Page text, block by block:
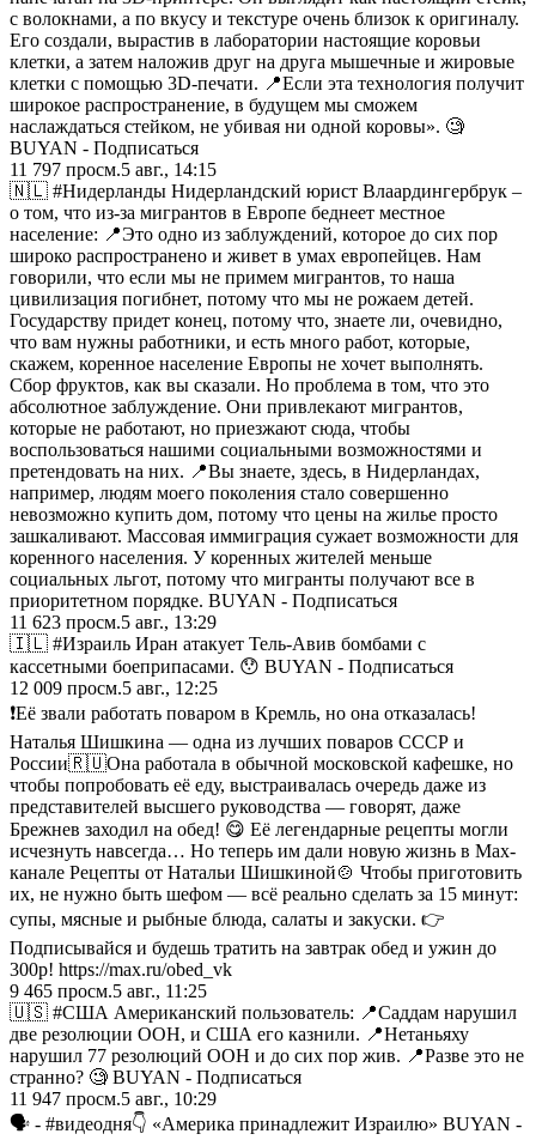
с волокнами, а по вкусу и текстуре очень близок к оригиналу.
Его создали, вырастив в лаборатории настоящие коровьи
клетки, а затем наложив друг на друга мышечные и жировые
клетки с помощью 3D-печати. 📍Если эта технология получит
широкое распространение, в будущем мы сможем
наслаждаться стейком, не убивая ни одной коровы». 🧐
BUYAN - Подписаться
11 797 просм.5 авг., 14:15
🇳🇱 #Нидерланды Нидерландский юрист Влаардингербрук –
о том, что из-за мигрантов в Европе беднеет местное
население: 📍Это одно из заблуждений, которое до сих пор
широко распространено и живет в умах европейцев. Нам
говорили, что если мы не примем мигрантов, то наша
цивилизация погибнет, потому что мы не рожаем детей.
Государству придет конец, потому что, знаете ли, очевидно,
что вам нужны работники, и есть много работ, которые,
скажем, коренное население Европы не хочет выполнять.
Сбор фруктов, как вы сказали. Но проблема в том, что это
абсолютное заблуждение. Они привлекают мигрантов,
которые не работают, но приезжают сюда, чтобы
воспользоваться нашими социальными возможностями и
претендовать на них. 📍Вы знаете, здесь, в Нидерландах,
например, людям моего поколения стало совершенно
невозможно купить дом, потому что цены на жилье просто
зашкаливают. Массовая иммиграция сужает возможности для
коренного населения. У коренных жителей меньше
социальных льгот, потому что мигранты получают все в
приоритетном порядке. BUYAN - Подписаться
11 623 просм.5 авг., 13:29
🇮🇱 #Израиль Иран атакует Тель-Авив бомбами с
кассетными боеприпасами. 😯 BUYAN - Подписаться
12 009 просм.5 авг., 12:25
❗️Её звали работать поваром в Кремль, но она отказалась!
Наталья Шишкина — одна из лучших поваров СССР и
России🇷🇺Она работала в обычной московской кафешке, но
чтобы попробовать её еду, выстраивалась очередь даже из
представителей высшего руководства — говорят, даже
Брежнев заходил на обед! 😋 Её легендарные рецепты могли
исчезнуть навсегда… Но теперь им дали новую жизнь в Max-
канале Рецепты от Натальи Шишкиной🍲 Чтобы приготовить
их, не нужно быть шефом — всё реально сделать за 15 минут:
супы, мясные и рыбные блюда, салаты и закуски. 👉
Подписывайся и будешь тратить на завтрак обед и ужин до
300р! https://max.ru/obed_vk
9 465 просм.5 авг., 11:25
🇺🇸 #США Американский пользователь: 📍Саддам нарушил
две резолюции ООН, и США его казнили. 📍Нетаньяху
нарушил 77 резолюций ООН и до сих пор жив. 📍Разве это не
странно? 🧐 BUYAN - Подписаться
11 947 просм.5 авг., 10:29
🗣️ - #видеодня👇 «Америка принадлежит Израилю» BUYAN -